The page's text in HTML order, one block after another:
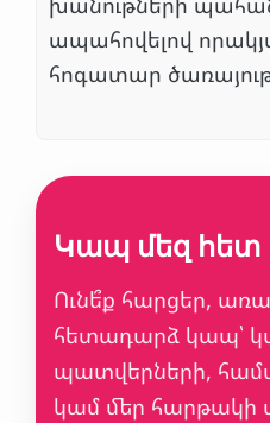
ապահովելով
հոգատար
Կապ մեզ հետ
Ունե՞ք հարցեր,
հետադարձ կապ՝
պատվերների,
կամ մեր